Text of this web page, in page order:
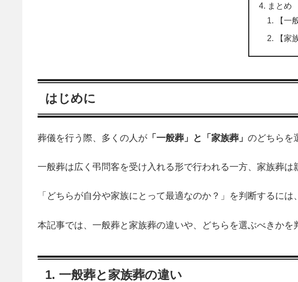
まとめ
【一
【家
はじめに
葬儀を行う際、多くの人が 「一般葬」と「家族葬」 のどちらを
一般葬は広く弔問客を受け入れる形で行われる一方、家族葬は
「どちらが自分や家族にとって最適なのか？」を判断するには、
本記事では、一般葬と家族葬の違いや、どちらを選ぶべきかを
1. 一般葬と家族葬の違い